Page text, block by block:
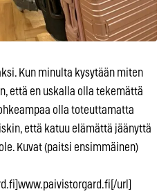
Kun minulta kysytään miten
että en uskalla olla tekemättä
olla toteuttamatta
että katuu elämättä jäänyttä
Kuvat (paitsi ensimmäinen)
url]